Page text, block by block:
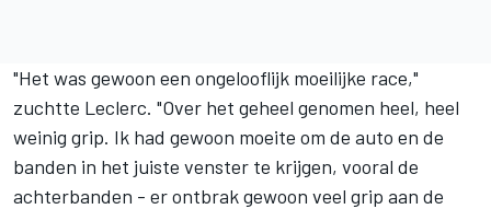
"Het was gewoon een ongelooflijk moeilijke race,"
zuchtte Leclerc. "Over het geheel genomen heel, heel
weinig grip. Ik had gewoon moeite om de auto en de
banden in het juiste venster te krijgen, vooral de
achterbanden - er ontbrak gewoon veel grip aan de